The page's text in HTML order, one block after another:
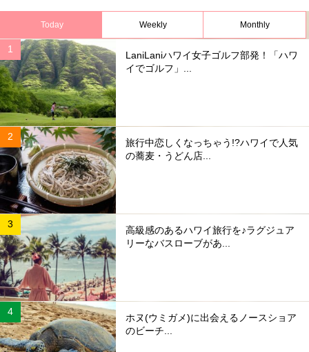
Today Weekly Monthly
LaniLaniハワイ女子ゴルフ部発！「ハワ
イでゴルフ」...
旅行中恋しくなっちゃう!?ハワイで人気
の蕎麦・うどん店...
高級感のあるハワイ旅行を♪ラグジュア
リーなバスローブがあ...
ホヌ(ウミガメ)に出会えるノースショア
のビーチ...